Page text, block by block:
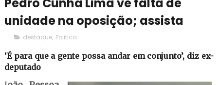
unidade na oposição; assista
destaque, Politica
‘É para que a gente possa andar em conjunto’, diz ex-
deputado